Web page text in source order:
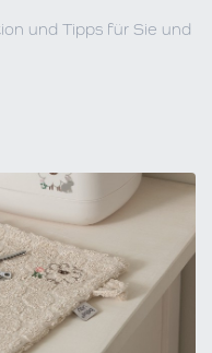
und Tipps für Sie und